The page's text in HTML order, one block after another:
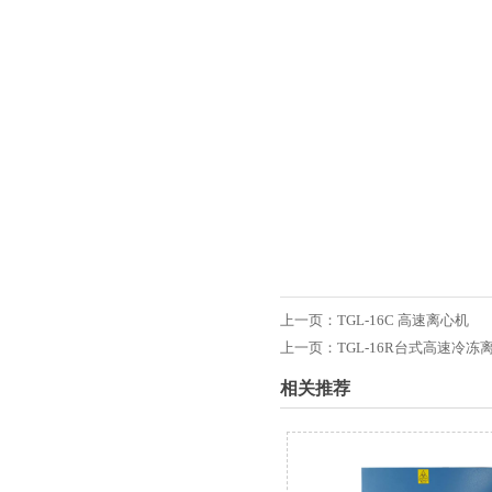
上一页：TGL-16C 高速离心机
上一页：TGL-16R台式高速冷冻
相关推荐